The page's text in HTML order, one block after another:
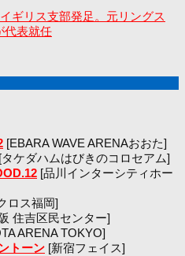
ギリス支部発足。元リングス
代表就任
[EBARA WAVE ARENAおおた]
[タケダハムはびきのコロセアム]
[品川インターシティホー
ロス福岡]
住吉区民センター]
ARENA TOKYO]
トーン [新宿フェイス]